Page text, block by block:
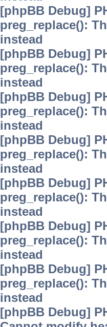
[phpBB Debug]
preg_replace():
instead
[phpBB Debug]
preg_replace():
instead
[phpBB Debug]
preg_replace():
instead
[phpBB Debug]
preg_replace():
instead
[phpBB Debug]
preg_replace():
instead
[phpBB Debug]
preg_replace():
instead
[phpBB Debug]
preg_replace():
instead
[phpBB Debug]